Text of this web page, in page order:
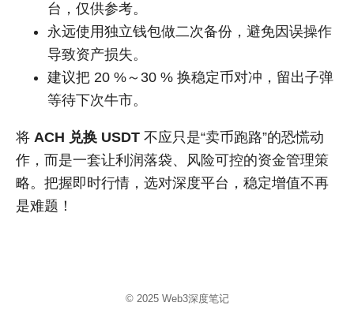
台，仅供参考。
永远使用独立钱包做二次备份，避免因误操作
导致资产损失。
建议把 20 %～30 % 换稳定币对冲，留出子弹
等待下次牛市。
将 ACH 兑换 USDT 不应只是“卖币跑路”的恐慌动
作，而是一套让利润落袋、风险可控的资金管理策
略。把握即时行情，选对深度平台，稳定增值不再
是难题！
© 2025 Web3深度笔记